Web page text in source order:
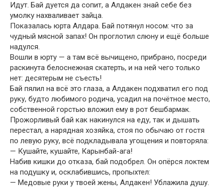
Идут. Бай дуется да сопит, а Алдакен знай себе без
умолку нахваливает зайца.
Показалась юрта Алдара. Бай потянул носом: что за
чудный мясной запах! Он проглотил слюну и ещё больше
надулся.
Вошли в юрту — а там всё вычищено, прибрано, посреди
раскинута белоснежная скатерть, и на ней чего только
нет: десятерым не съесть!
Бай пялил на всё это глаза, а Алдакен подхватил его под
руку, будто любимого родича, усадил на почётное место,
собственной горстью вложил ему в рот бешбармак.
Прожорливый бай как накинулся на еду, так и дышать
перестал, а нарядная хозяйка, стоя по обычаю от гостя
по левую руку, всё подкладывала угощения и повторяла:
— Кушайте, кушайте, Карынбай-ага!
Набив кишки до отказа, бай подобрел. Он опёрся локтем
на подушку и, осклабившись, пропыхтел:
— Медовые руки у твоей жены, Алдакен! Ублажила душу.